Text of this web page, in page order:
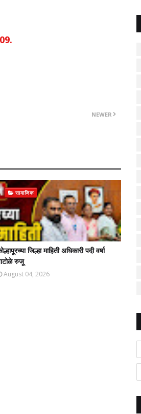
NEWER
सामाजिक
जिल्हा माहिती अधिकारी पदी वर्षा
रुजू
August 04, 2026